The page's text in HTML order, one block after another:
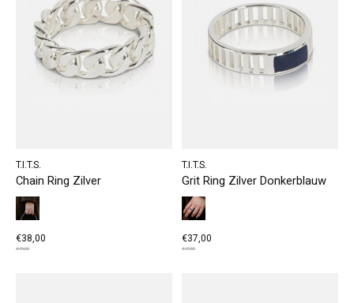
T.I.T.S.
Chain Ring Zilver
€38,00
€49,00
T.I.T.S.
Grit Ring Zilver Donkerblauw
€37,00
€47,50